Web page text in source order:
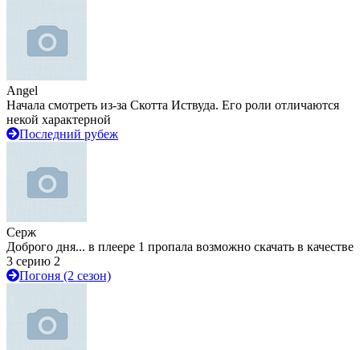
Angel
Начала смотреть из-за Скотта Иствуда. Его роли отличаются
некой характерной
Последний рубеж
Серж
Доброго дня... в плеере 1 пропала возможно скачать в качестве
3 серию 2
Погоня (2 сезон)